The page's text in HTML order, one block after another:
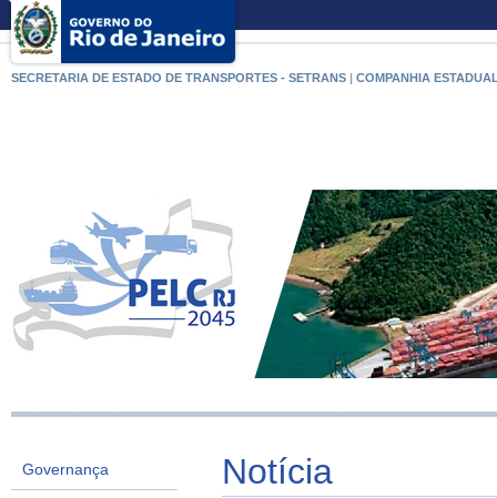
SECRETARIA DE ESTADO DE TRANSPORTES - SETRANS | COMPANHIA
Governança Notícia